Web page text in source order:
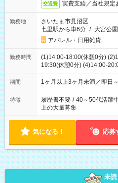
交通費 実費支給／当社規定
勤務地
さいたま市見沼区
七里駅から車6分 / 大宮公
アパレル・日用雑貨
勤務時間
(1)14:00-18:00(休憩0分)
19:30(休憩0分) (4)14:00-
ます
期間 1ヶ月以上3ヶ月未満／即日
特徴 履歴書不要 / 40～50代活躍
上の大量募集
気になる！ 応募
未読